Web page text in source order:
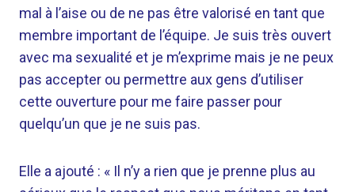
mal à l’aise ou de ne pas être valorisé en tant que
membre important de l’équipe. Je suis très ouvert
avec ma sexualité et je m’exprime mais je ne peux
pas accepter ou permettre aux gens d’utiliser
cette ouverture pour me faire passer pour
quelqu’un que je ne suis pas.
Elle a ajouté : « Il n’y a rien que je prenne plus au